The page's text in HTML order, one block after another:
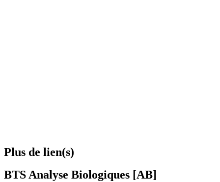
Plus de lien(s)
BTS Analyse Biologiques [AB]